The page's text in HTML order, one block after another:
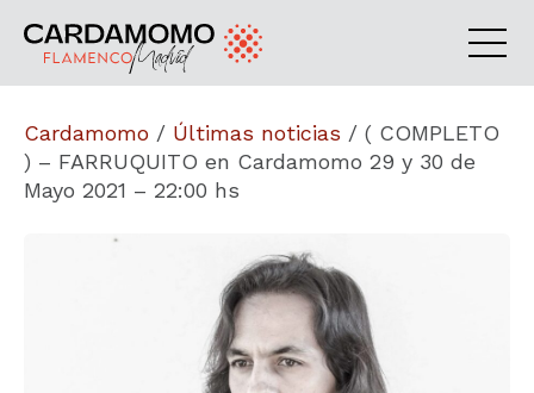
Cardamomo / Últimas noticias / ( COMPLETO
) – FARRUQUITO en Cardamomo 29 y 30 de
Mayo 2021 – 22:00 hs